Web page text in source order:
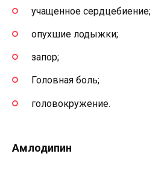
учащенное сердцебиение;
опухшие лодыжки;
запор;
Головная боль;
головокружение.
Амлодипин